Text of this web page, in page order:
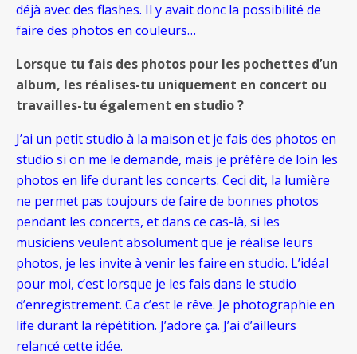
déjà avec des flashes. Il y avait donc la possibilité de
faire des photos en couleurs…
Lorsque tu fais des photos pour les pochettes d’un
album, les réalises-tu uniquement en concert ou
travailles-tu également en studio ?
J’ai un petit studio à la maison et je fais des photos en
studio si on me le demande, mais je préfère de loin les
photos en life durant les concerts. Ceci dit, la lumière
ne permet pas toujours de faire de bonnes photos
pendant les concerts, et dans ce cas-là, si les
musiciens veulent absolument que je réalise leurs
photos, je les invite à venir les faire en studio. L’idéal
pour moi, c’est lorsque je les fais dans le studio
d’enregistrement. Ca c’est le rêve. Je photographie en
life durant la répétition. J’adore ça. J’ai d’ailleurs
relancé cette idée.